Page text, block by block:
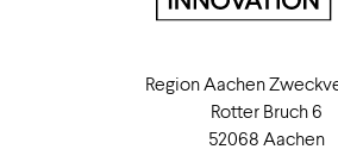
Region Aachen
Rotter Bruch 6
52068 Aachen